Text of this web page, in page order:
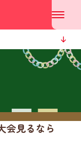
会見るなら